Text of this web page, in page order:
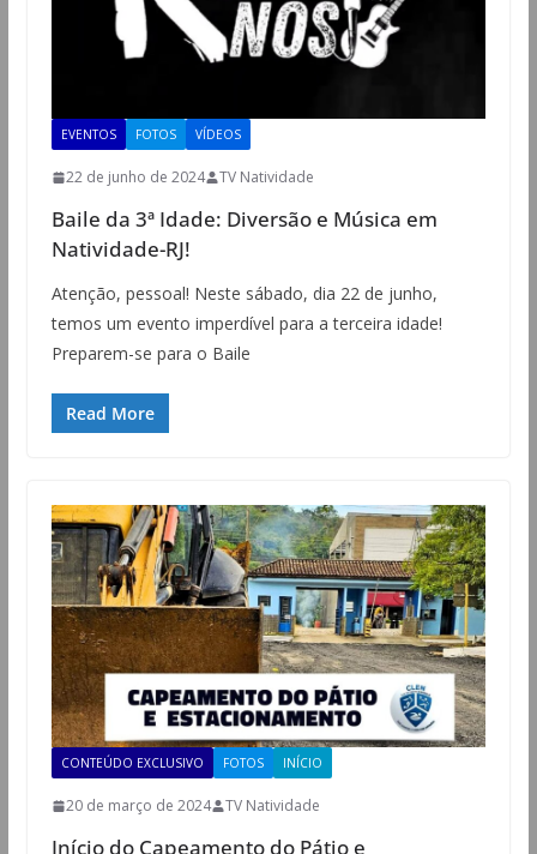
EVENTOS FOTOS VÍDEOS
22 de junho de 2024 TV Natividade
Baile da 3ª Idade: Diversão e Música em
Natividade-RJ!
Atenção, pessoal! Neste sábado, dia 22 de junho,
temos um evento imperdível para a terceira idade!
Preparem-se para o Baile
Read More
CONTEÚDO EXCLUSIVO FOTOS INÍCIO
20 de março de 2024 TV Natividade
Início do Capeamento do Pátio e